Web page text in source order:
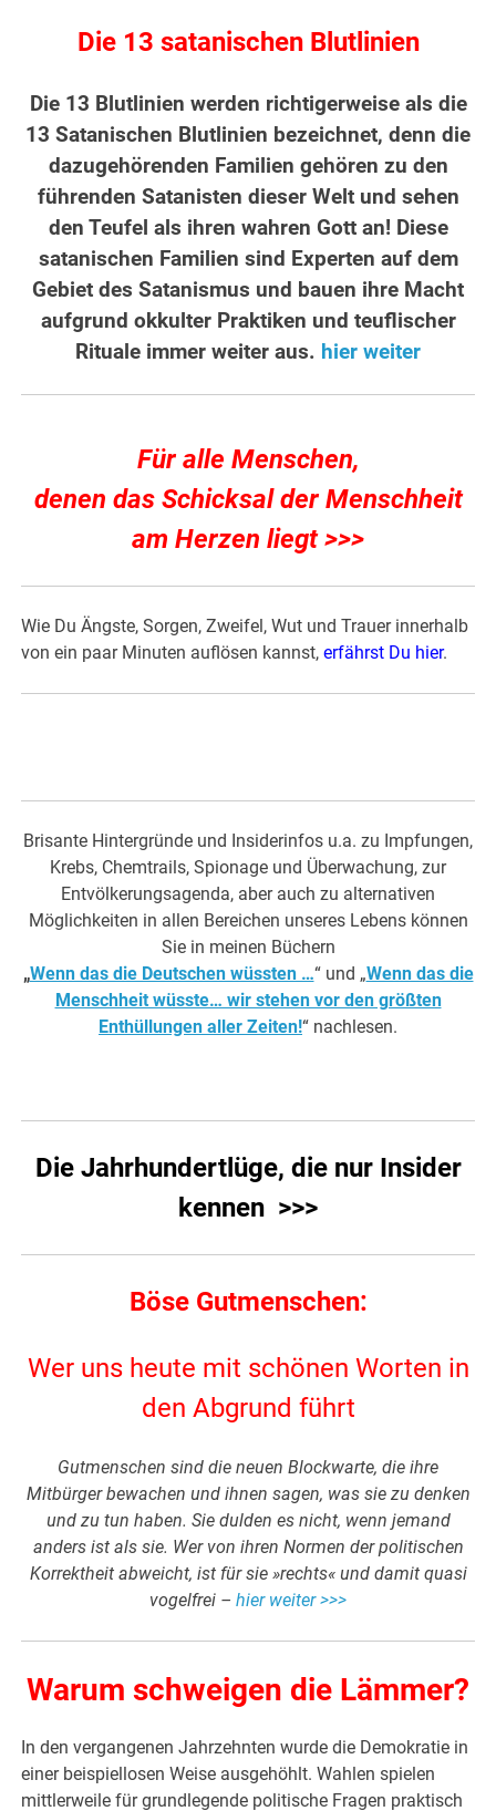
Die 13 satanischen Blutlinien
Die 13 Blutlinien werden richtigerweise als die
13 Satanischen Blutlinien bezeichnet, denn die
dazugehörenden Familien gehören zu den
führenden Satanisten dieser Welt und sehen
den Teufel als ihren wahren Gott an! Diese
satanischen Familien sind Experten auf dem
Gebiet des Satanismus und bauen ihre Macht
aufgrund okkulter Praktiken und teuflischer
Rituale immer weiter aus. hier weiter
Für alle Menschen,
denen das Schicksal der Menschheit
am Herzen liegt >>>
Wie Du Ängste, Sorgen, Zweifel, Wut und Trauer innerhalb
von ein paar Minuten auflösen kannst,erfährst Du hier.
Brisante Hintergründe und Insiderinfos u.a. zu Impfungen,
Krebs, Chemtrails, Spionage und Überwachung, zur
Entvölkerungsagenda, aber auch zu alternativen
Möglichkeiten in allen Bereichen unseres Lebens können
Sie in meinen Büchern
„Wenn das die Deutschen wüssten …“ und „Wenn das die
Menschheit wüsste… wir stehen vor den größten
Enthüllungen aller Zeiten!“ nachlesen.
Die Jahrhundertlüge, die nur Insider
kennen >>>
Böse Gutmenschen:
Wer uns heute mit schönen Worten in
den Abgrund führt
Gutmenschen sind die neuen Blockwarte, die ihre
Mitbürger bewachen und ihnen sagen, was sie zu denken
und zu tun haben. Sie dulden es nicht, wenn jemand
anders ist als sie. Wer von ihren Normen der politischen
Korrektheit abweicht, ist für sie »rechts« und damit quasi
vogelfrei – hier weiter >>>
Warum schweigen die Lämmer?
In den vergangenen Jahrzehnten wurde die Demokratie in
einer beispiellosen Weise ausgehöhlt. Wahlen spielen
mittlerweile für grundlegende politische Fragen praktisch